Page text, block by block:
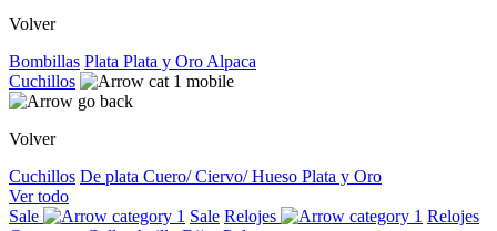
Volver
Bombillas Plata Plata y Oro Alpaca
Cuchillos
Volver
Cuchillos De plata Cuero/ Ciervo/ Hueso Plata y Oro
Ver todo
Sale
Sale Relojes
Relojes